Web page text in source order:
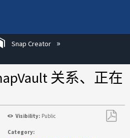
次Snap Creator
关系、正在
Visibility: Public
Category: